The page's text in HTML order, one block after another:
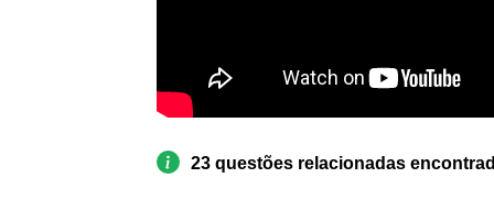
23 questões relacionadas